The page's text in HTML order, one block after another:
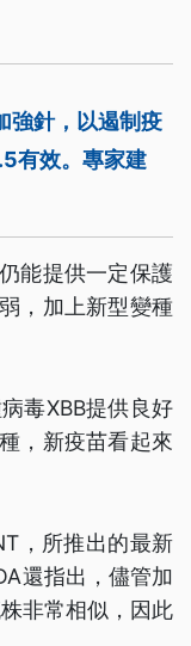
強針，以遏制疫
有效。專家建
能提供一定保護
，加上新型變種
毒XBB提供良好
，新疫苗看起來
，所推出的最新
還指出，儘管加
非常相似，因此